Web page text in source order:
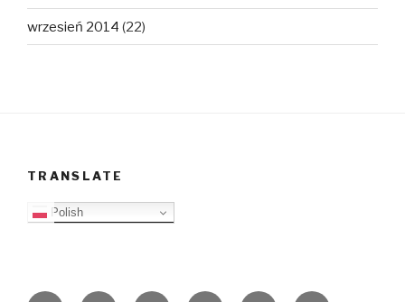
wrzesień 2014 (22)
TRANSLATE
Polish